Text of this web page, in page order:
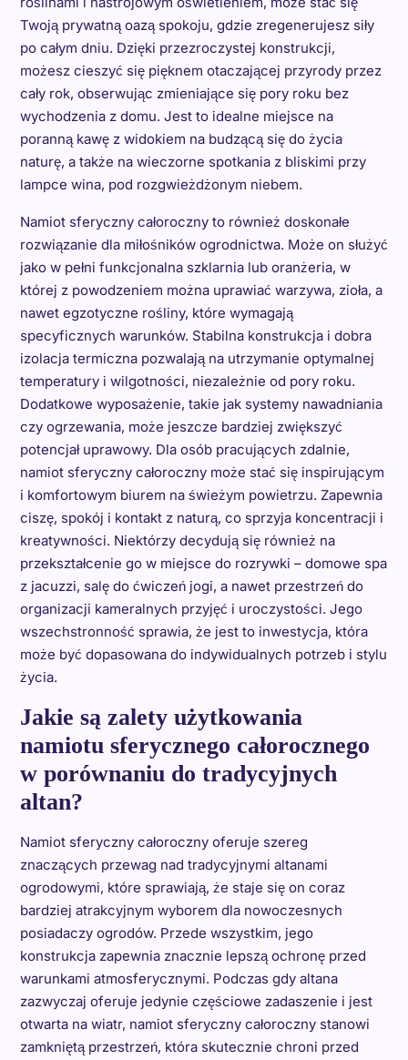
Twoją prywatną oazą spokoju, gdzie zregenerujesz siły
po całym dniu. Dzięki przezroczystej konstrukcji,
możesz cieszyć się pięknem otaczającej przyrody przez
cały rok, obserwując zmieniające się pory roku bez
wychodzenia z domu. Jest to idealne miejsce na
poranną kawę z widokiem na budzącą się do życia
naturę, a także na wieczorne spotkania z bliskimi przy
lampce wina, pod rozgwieżdżonym niebem.
Namiot sferyczny całoroczny to również doskonałe
rozwiązanie dla miłośników ogrodnictwa. Może on służyć
jako w pełni funkcjonalna szklarnia lub oranżeria, w
której z powodzeniem można uprawiać warzywa, zioła, a
nawet egzotyczne rośliny, które wymagają
specyficznych warunków. Stabilna konstrukcja i dobra
izolacja termiczna pozwalają na utrzymanie optymalnej
temperatury i wilgotności, niezależnie od pory roku.
Dodatkowe wyposażenie, takie jak systemy nawadniania
czy ogrzewania, może jeszcze bardziej zwiększyć
potencjał uprawowy. Dla osób pracujących zdalnie,
namiot sferyczny całoroczny może stać się inspirującym
i komfortowym biurem na świeżym powietrzu. Zapewnia
ciszę, spokój i kontakt z naturą, co sprzyja koncentracji i
kreatywności. Niektórzy decydują się również na
przekształcenie go w miejsce do rozrywki – domowe spa
z jacuzzi, salę do ćwiczeń jogi, a nawet przestrzeń do
organizacji kameralnych przyjęć i uroczystości. Jego
wszechstronność sprawia, że jest to inwestycja, która
może być dopasowana do indywidualnych potrzeb i stylu
życia.
Jakie są zalety użytkowania
namiotu sferycznego całorocznego
w porównaniu do tradycyjnych
altan?
Namiot sferyczny całoroczny oferuje szereg
znaczących przewag nad tradycyjnymi altanami
ogrodowymi, które sprawiają, że staje się on coraz
bardziej atrakcyjnym wyborem dla nowoczesnych
posiadaczy ogrodów. Przede wszystkim, jego
konstrukcja zapewnia znacznie lepszą ochronę przed
warunkami atmosferycznymi. Podczas gdy altana
zazwyczaj oferuje jedynie częściowe zadaszenie i jest
otwarta na wiatr, namiot sferyczny całoroczny stanowi
zamkniętą przestrzeń, która skutecznie chroni przed